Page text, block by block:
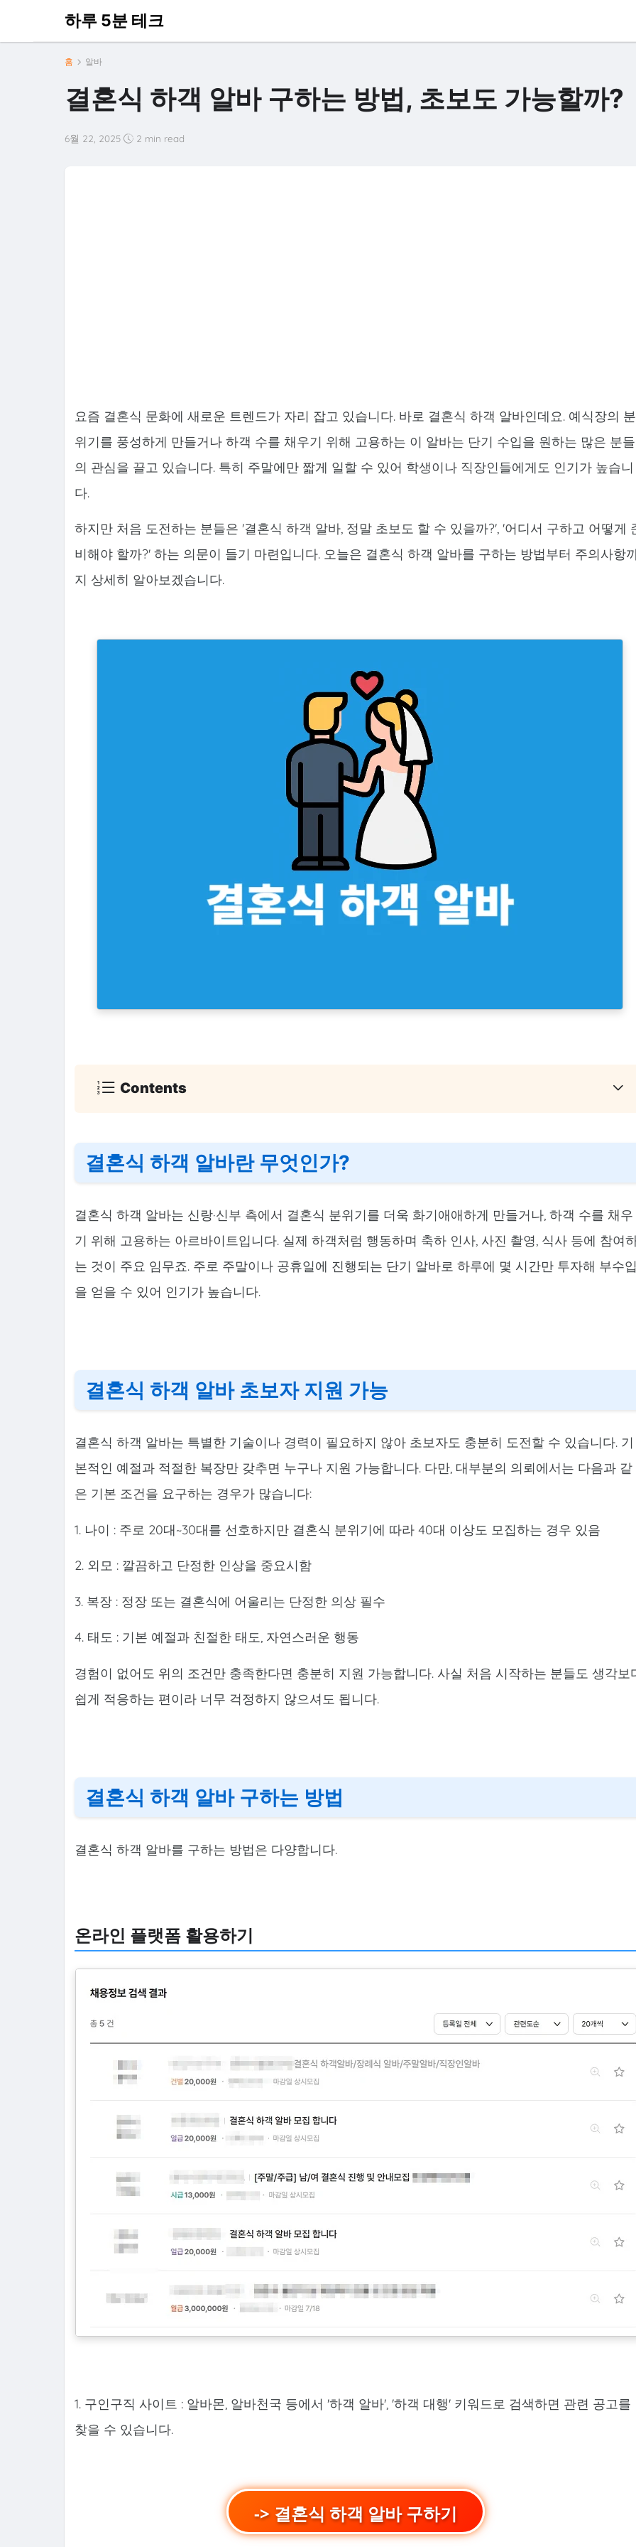
하루 5분 테크
홈 알바
결혼식 하객 알바 구하는 방법, 초보도 가능할까?
6월 22, 2025 2 min read
요즘 결혼식 문화에 새로운 트렌드가 자리 잡고 있습니다. 바로 결혼식 하객 알바인데요. 예식장의 분
위기를 풍성하게 만들거나 하객 수를 채우기 위해 고용하는 이 알바는 단기 수입을 원하는 많은 분들
의 관심을 끌고 있습니다. 특히 주말에만 짧게 일할 수 있어 학생이나 직장인들에게도 인기가 높습니
다.
하지만 처음 도전하는 분들은 '결혼식 하객 알바, 정말 초보도 할 수 있을까?', '어디서 구하고 어떻게
비해야 할까?' 하는 의문이 들기 마련입니다. 오늘은 결혼식 하객 알바를 구하는 방법부터 주의사항
지 상세히 알아보겠습니다.
Contents
결혼식 하객 알바란 무엇인가?
결혼식 하객 알바는 신랑·신부 측에서 결혼식 분위기를 더욱 화기애애하게 만들거나, 하객 수를 채우
기 위해 고용하는 아르바이트입니다. 실제 하객처럼 행동하며 축하 인사, 사진 촬영, 식사 등에 참여
는 것이 주요 임무죠. 주로 주말이나 공휴일에 진행되는 단기 알바로 하루에 몇 시간만 투자해 부수
을 얻을 수 있어 인기가 높습니다.
결혼식 하객 알바 초보자 지원 가능
결혼식 하객 알바는 특별한 기술이나 경력이 필요하지 않아 초보자도 충분히 도전할 수 있습니다. 기
본적인 예절과 적절한 복장만 갖추면 누구나 지원 가능합니다. 다만, 대부분의 의뢰에서는 다음과 같
은 기본 조건을 요구하는 경우가 많습니다:
1. 나이 : 주로 20대~30대를 선호하지만 결혼식 분위기에 따라 40대 이상도 모집하는 경우 있음
2. 외모 : 깔끔하고 단정한 인상을 중요시함
3. 복장 : 정장 또는 결혼식에 어울리는 단정한 의상 필수
4. 태도 : 기본 예절과 친절한 태도, 자연스러운 행동
경험이 없어도 위의 조건만 충족한다면 충분히 지원 가능합니다. 사실 처음 시작하는 분들도 생각보
쉽게 적응하는 편이라 너무 걱정하지 않으셔도 됩니다.
결혼식 하객 알바 구하는 방법
결혼식 하객 알바를 구하는 방법은 다양합니다.
온라인 플랫폼 활용하기
1. 구인구직 사이트 : 알바몬, 알바천국 등에서 '하객 알바', '하객 대행' 키워드로 검색하면 관련 공고를
찾을 수 있습니다.
-> 결혼식 하객 알바 구하기